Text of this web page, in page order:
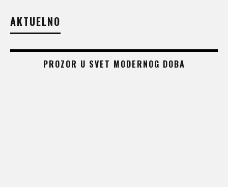
AKTUELNO
PROZOR U SVET MODERNOG DOBA